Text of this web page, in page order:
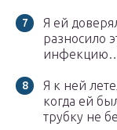
Я ей
разносило
Я к ней
когда ей
трубку не